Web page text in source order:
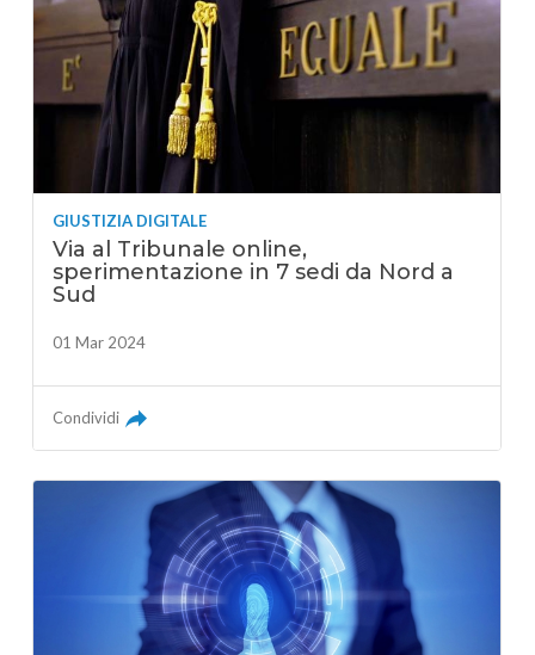
GIUSTIZIA DIGITALE
Via al Tribunale online,
sperimentazione in 7 sedi da Nord a
Sud
01 Mar 2024
Condividi